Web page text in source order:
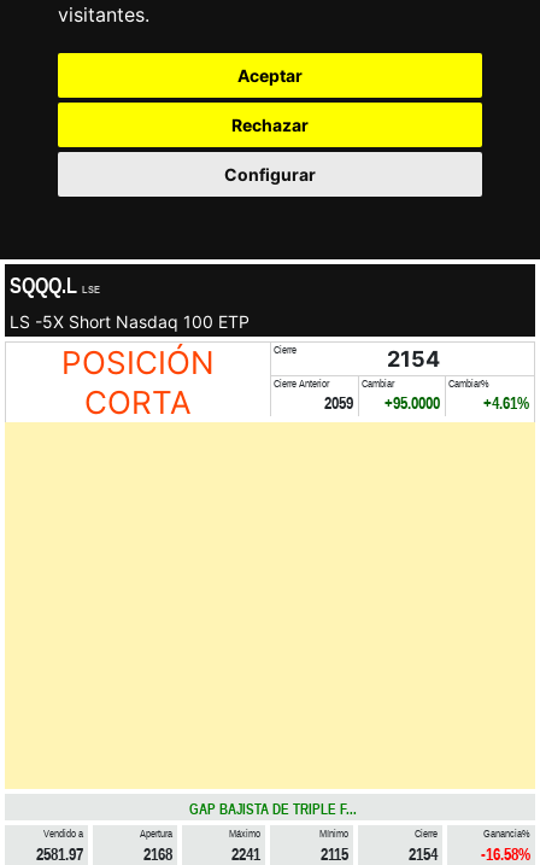
visitantes.
Aceptar
Rechazar
Configurar
SQQQ.L LSE
LS -5X Short Nasdaq 100 ETP
POSICIÓN
CORTA
Cierre 2154
Cierre Anterior
2059
Cambiar
+95.0000
Cambiar%
+4.61%
GAP BAJISTA DE TRIPLE F...
Vendido a
2581.97
Apertura
2168
Máximo
2241
Mínimo
2115
Cierre
2154
Ganancia%
-16.58%